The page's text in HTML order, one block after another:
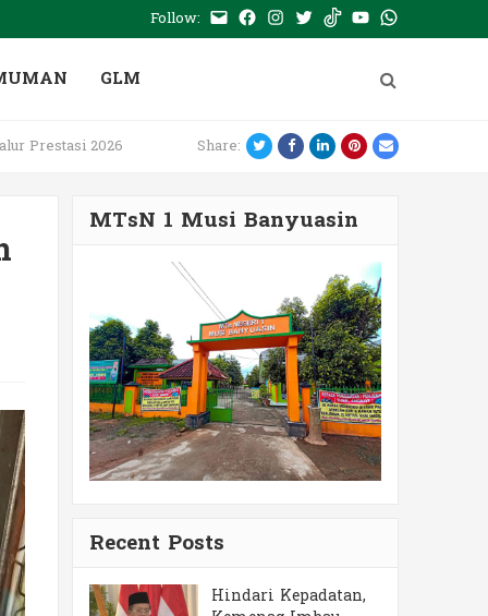
Follow: E- Facebook
Instagram
TwitterTiktokYoutubeWhatsApp
GLM
Prestasi 2026 Share: TwitterFacebookLinkedIn
Pinterest
Email
MTsN 1 Musi Banyuasin
Recent Posts
Hindari Kepadatan,